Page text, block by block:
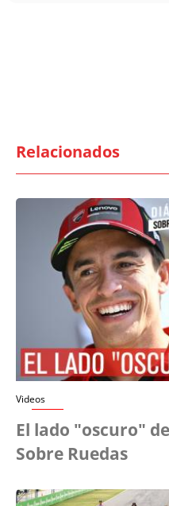
Relacionados
Videos
El lado "oscuro"
Sobre Ruedas